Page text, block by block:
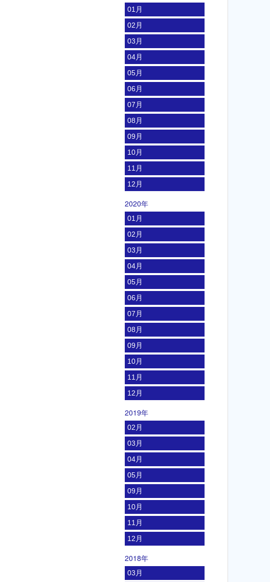
01月
02月
03月
04月
05月
06月
07月
08月
09月
10月
11月
12月
2020年
01月
02月
03月
04月
05月
06月
07月
08月
09月
10月
11月
12月
2019年
02月
03月
04月
05月
09月
10月
11月
12月
2018年
03月